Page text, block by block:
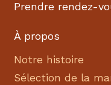
Prendre rendez-
À propos
Notre histoire
Sélection de la